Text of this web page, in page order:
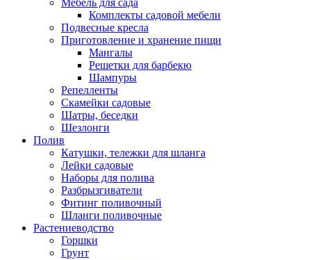
Мебель для сада
Комплекты садовой мебели
Подвесные кресла
Приготовление и хранение пищи
Мангалы
Решетки для барбекю
Шампуры
Репелленты
Скамейки садовые
Шатры, беседки
Шезлонги
Полив
Катушки, тележки для шланга
Лейки садовые
Наборы для полива
Разбрызгиватели
Фитинг поливочный
Шланги поливочные
Растениеводство
Горшки
Грунт